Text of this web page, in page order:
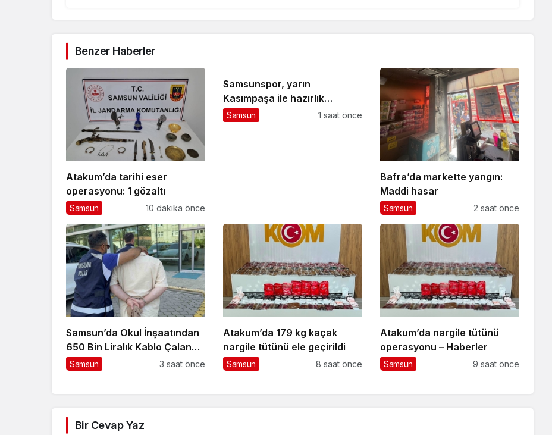
Benzer Haberler
Atakum’da tarihi eser
operasyonu: 1 gözaltı
Samsun 10 dakika önce
Samsunspor, yarın
Kasımpaşa ile hazırlık
maçlarında karşılaşacak
Samsun 1 saat önce
Bafra’da markette yangın:
Maddi hasar
Samsun 2 saat önce
Samsun’da Okul İnşaatından
650 Bin Liralık Kablo Çalan
Kalıp Ustası Gözaltına Alındı
Samsun 3 saat önce
Atakum’da 179 kg kaçak
nargile tütünü ele geçirildi
Samsun 8 saat önce
Atakum’da nargile tütünü
operasyonu – Haberler
Samsun 9 saat önce
Bir Cevap Yaz